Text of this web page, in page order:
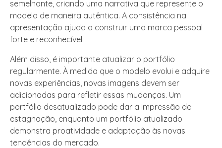
semelhante, criando uma narrativa que represente o
modelo de maneira autêntica. A consistência na
apresentação ajuda a construir uma marca pessoal
forte e reconhecível.
Além disso, é importante atualizar o portfólio
regularmente. À medida que o modelo evolui e adquire
novas experiências, novas imagens devem ser
adicionadas para refletir essas mudanças. Um
portfólio desatualizado pode dar a impressão de
estagnação, enquanto um portfólio atualizado
demonstra proatividade e adaptação às novas
tendências do mercado.